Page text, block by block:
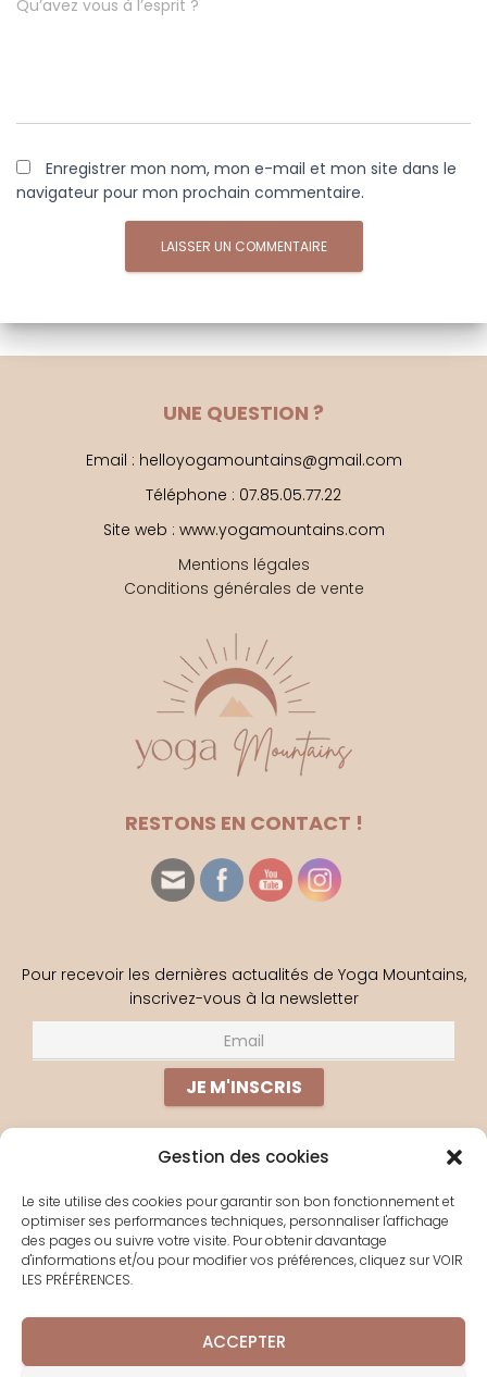
Gestion des cookies
Le site utilise des cookies pour garantir son bon fonctionnement et
optimiser ses performances techniques, personnaliser l'affichage
des pages ou suivre votre visite. Pour obtenir davantage
d'informations et/ou pour modifier vos préférences, cliquez sur VOIR
LES PRÉFÉRENCES.
ACCEPTER
Qu’avez vous à l’esprit ?
Enregistrer mon nom, mon e-mail et mon site dans le
navigateur pour mon prochain commentaire.
UNE QUESTION ?
Email : helloyogamountains@gmail.com
Téléphone : 07.85.05.77.22
Site web : www.yogamountains.com
Mentions légales
Conditions générales de vente
RESTONS EN CONTACT !
Pour recevoir les dernières actualités de Yoga Mountains,
inscrivez-vous à la newsletter
À PROPOS
YOGA EN LIGNE